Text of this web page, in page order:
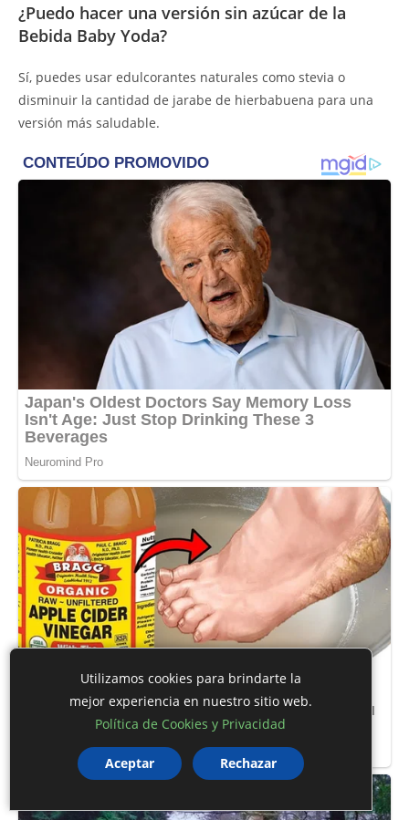
¿Puedo hacer una versión sin azúcar de la
Bebida Baby Yoda?
Sí, puedes usar edulcorantes naturales como stevia o
disminuir la cantidad de jarabe de hierbabuena para una
versión más saludable.
Utilizamos cookies para brindarte la
mejor experiencia en nuestro sitio web.
Política de Cookies y Privacidad
Aceptar Rechazar